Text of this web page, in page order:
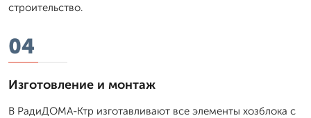
строительство.
04
Изготовление и монтаж
В РадиДОМА-Ктр изготавливают все элементы хозблока с